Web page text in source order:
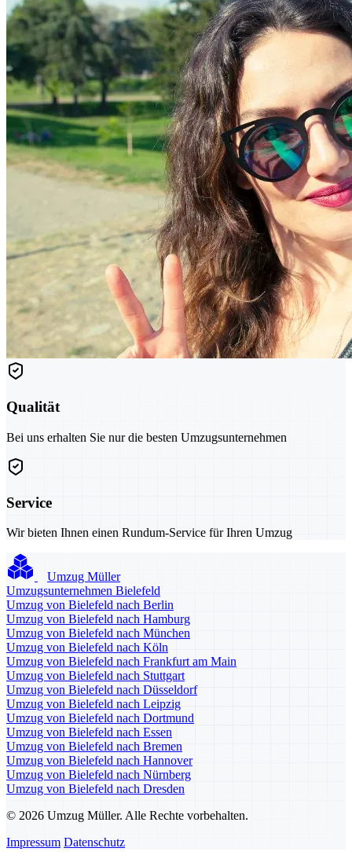
Qualität
Bei uns erhalten Sie nur die besten Umzugsunternehmen
Service
Wir bieten Ihnen einen Rundum-Service für Ihren Umzug
Umzug Müller
Umzugsunternehmen Bielefeld
Umzug von Bielefeld nach Berlin
Umzug von Bielefeld nach Hamburg
Umzug von Bielefeld nach München
Umzug von Bielefeld nach Köln
Umzug von Bielefeld nach Frankfurt am Main
Umzug von Bielefeld nach Stuttgart
Umzug von Bielefeld nach Düsseldorf
Umzug von Bielefeld nach Leipzig
Umzug von Bielefeld nach Dortmund
Umzug von Bielefeld nach Essen
Umzug von Bielefeld nach Bremen
Umzug von Bielefeld nach Hannover
Umzug von Bielefeld nach Nürnberg
Umzug von Bielefeld nach Dresden
© 2026 Umzug Müller. Alle Rechte vorbehalten.
Impressum Datenschutz